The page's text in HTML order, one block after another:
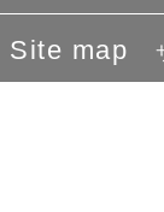
Site map